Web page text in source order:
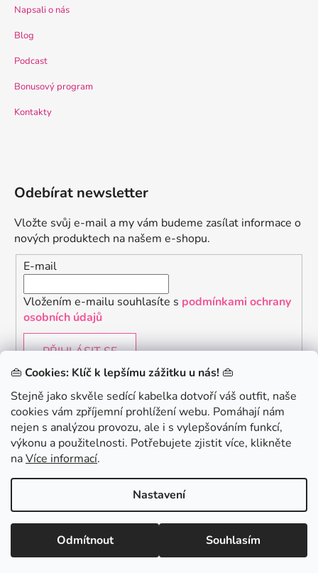
👜 Cookies: Klíč k lepšímu zážitku u nás! 👜
Stejně jako skvěle sedící kabelka dotvoří váš outfit, naše
cookies vám zpříjemní prohlížení webu. Pomáhají nám
nejen s analýzou provozu, ale i s vylepšováním funkcí,
výkonu a použitelnosti. Potřebujete zjistit více, klikněte
naVíce informací.
Nastavení
Odmítnout Souhlasím
Napsali o nás
Blog
Podcast
Bonusový program
Kontakty
Odebírat newsletter
Vložte svůj e-mail a my vám budeme zasílat informace o
nových produktech na našem e-shopu.
E-mail
Vložením e-mailu souhlasíte s podmínkami ochrany
osobních údajů
PŘIHLÁSIT SE
.
KONTAKTUJTE NÁS - jsme tady pro Vás na telefonu i
Vytvořil Shoptet
Copyright 2026danami . Všechna práva vyhrazena.
Chceš získat slevu 150Kč na svůj první nákup? Přihlaste
se k našemu newsletteru.
Minimální hodnota nákupu pro uplatnění slevy je 700 Kč.
Zásady zpracování osobních údajů